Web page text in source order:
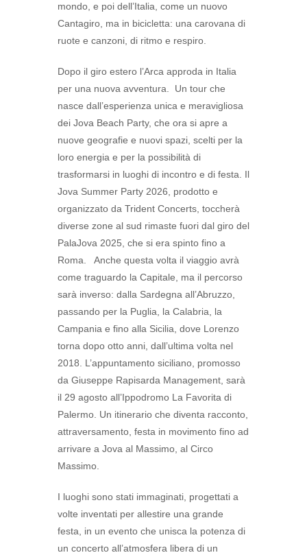
mondo, e poi dell’Italia, come un nuovo
Cantagiro, ma in bicicletta: una carovana di
ruote e canzoni, di ritmo e respiro.
Dopo il giro estero l’Arca approda in Italia
per una nuova avventura. Un tour che
nasce dall’esperienza unica e meravigliosa
dei Jova Beach Party, che ora si apre a
nuove geografie e nuovi spazi, scelti per la
loro energia e per la possibilità di
trasformarsi in luoghi di incontro e di festa. Il
Jova Summer Party 2026, prodotto e
organizzato da Trident Concerts, toccherà
diverse zone al sud rimaste fuori dal giro del
PalaJova 2025, che si era spinto fino a
Roma. Anche questa volta il viaggio avrà
come traguardo la Capitale, ma il percorso
sarà inverso: dalla Sardegna all’Abruzzo,
passando per la Puglia, la Calabria, la
Campania e fino alla Sicilia, dove Lorenzo
torna dopo otto anni, dall’ultima volta nel
2018. L’appuntamento siciliano, promosso
da Giuseppe Rapisarda Management, sarà
il 29 agosto all’Ippodromo La Favorita di
Palermo. Un itinerario che diventa racconto,
attraversamento, festa in movimento fino ad
arrivare a Jova al Massimo, al Circo
Massimo.
I luoghi sono stati immaginati, progettati a
volte inventati per allestire una grande
festa, in un evento che unisca la potenza di
un concerto all’atmosfera libera di un